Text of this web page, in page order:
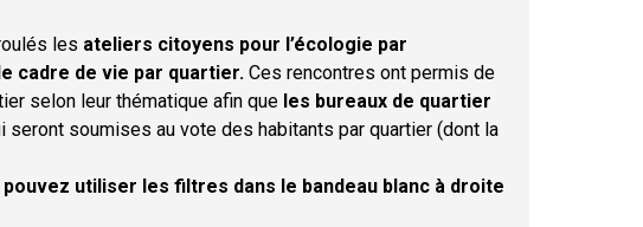
les ateliers citoyens pour l’écologie par
cadre de vie par quartier. Ces rencontres ont permis de
selon leur thématique afin que les bureaux de quartier
soumises au vote des habitants par quartier (dont la
utiliser les filtres dans le bandeau blanc à droite